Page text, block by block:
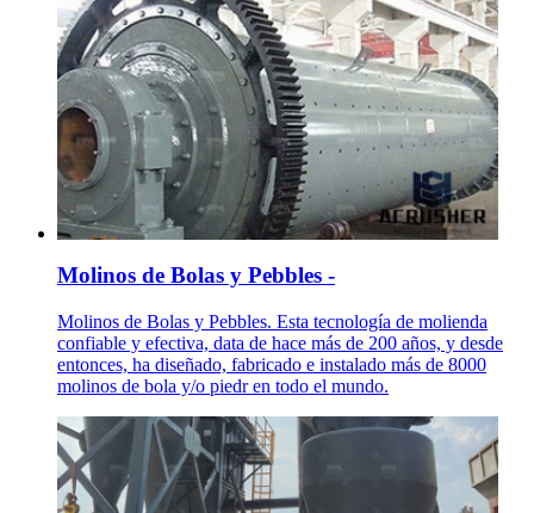
Molinos de Bolas y Pebbles -
Molinos de Bolas y Pebbles. Esta tecnología de molienda
confiable y efectiva, data de hace más de 200 años, y desde
entonces, ha diseñado, fabricado e instalado más de 8000
molinos de bola y/o piedr en todo el mundo.